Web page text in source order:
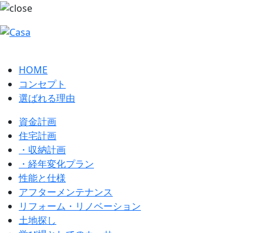
HOME
コンセプト
選ばれる理由
資金計画
住宅計画
・収納計画
・経年変化プラン
性能と仕様
アフターメンテナンス
リフォーム・リノベーション
土地探し